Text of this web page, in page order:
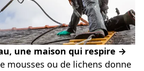
une maison qui respire →
mousses ou de lichens donne